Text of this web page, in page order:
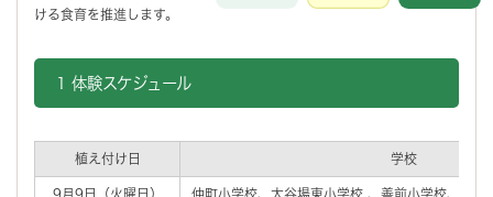
ける食育を推進します。
1 体験スケジュール
植え付け日 学校
9月9日（火曜日）
仲町小学校、大谷場東小学校 、善前小学校、和土